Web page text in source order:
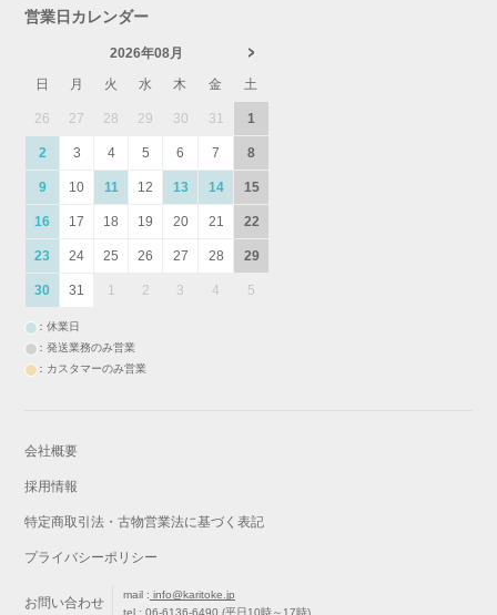
営業日カレンダー
2026年08月
日
月 火 水 木 金 土
26 27 28 29 30 31 1
2 3 4 5 6 7 8
9 10 11 12 13 14 15
16 17 18 19 20 21 22
23 24 25 26 27 28 29
30 31 1 2 3 4 5
：休業日
：発送業務のみ営業
：カスタマーのみ営業
会社概要
採用情報
特定商取引法・古物営業法に基づく表記
プライバシーポリシー
お問い合わせ
mail : info@karitoke.jp
tel :06-6136-6490 (平日10時～17時)